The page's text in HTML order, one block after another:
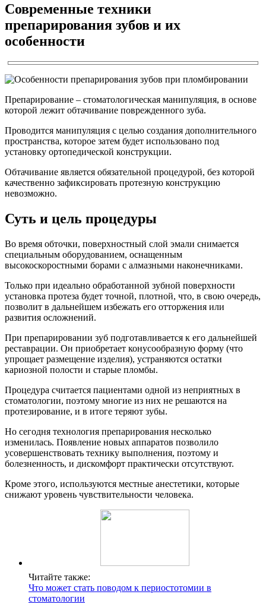
Современные техники
препарирования зубов и их
особенности
Препарирование – стоматологическая манипуляция, в основе
которой лежит обтачивание поврежденного зуба.
Проводится манипуляция с целью создания дополнительного
пространства, которое затем будет использовано под
установку ортопедической конструкции.
Обтачивание является обязательной процедурой, без которой
качественно зафиксировать протезную конструкцию
невозможно.
Суть и цель процедуры
Во время обточки, поверхностный слой эмали снимается
специальным оборудованием, оснащенным
высокоскоростными борами с алмазными наконечниками.
Только при идеально обработанной зубной поверхности
установка протеза будет точной, плотной, что, в свою очередь,
позволит в дальнейшем избежать его отторжения или
развития осложнений.
При препарировании зуб подготавливается к его дальнейшей
реставрации. Он приобретает конусообразную форму (что
упрощает размещение изделия), устраняются остатки
кариозной полости и старые пломбы.
Процедура считается пациентами одной из неприятных в
стоматологии, поэтому многие из них не решаются на
протезирование, и в итоге теряют зубы.
Но сегодня технология препарирования несколько
изменилась. Появление новых аппаратов позволило
усовершенствовать технику выполнения, поэтому и
болезненность, и дискомфорт практически отсутствуют.
Кроме этого, используются местные анестетики, которые
снижают уровень чувствительности человека.
Читайте также:
Что может стать поводом к периостотомии в
стоматологии